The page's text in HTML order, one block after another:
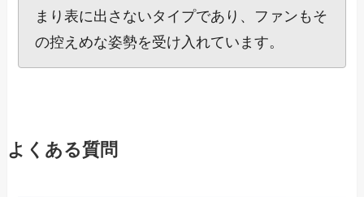
まり表に出さないタイプであり、ファンもそ
の控えめな姿勢を受け入れています。
よくある質問